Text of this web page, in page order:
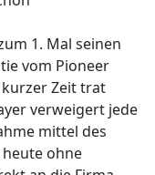
1. Mal seinen
vom Pioneer
Zeit trat
verweigert jede
mittel des
ohne